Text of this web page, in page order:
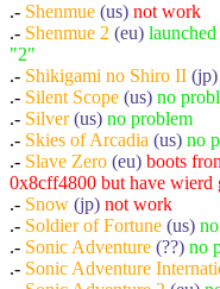
.- Shenmue (us) not work
.- Shenmue 2 (eu)
"2"
.- Shikigami no Shiro II (jp)
.- Silent Scope (us) no
.- Silver (us) no problem
.- Skies of Arcadia (us) no
.- Slave Zero (eu) boots
0x8cff4800 but have wierd
.- Snow (jp) not work
.- Soldier of Fortune (us)
.- Sonic Adventure (??) no
.- Sonic Adventure